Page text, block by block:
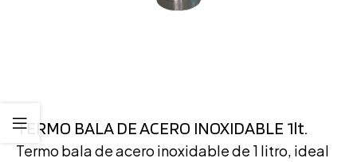
TERMO BALA DE ACERO INOXIDABLE 1lt.
Termo bala de acero inoxidable de 1 litro, ideal